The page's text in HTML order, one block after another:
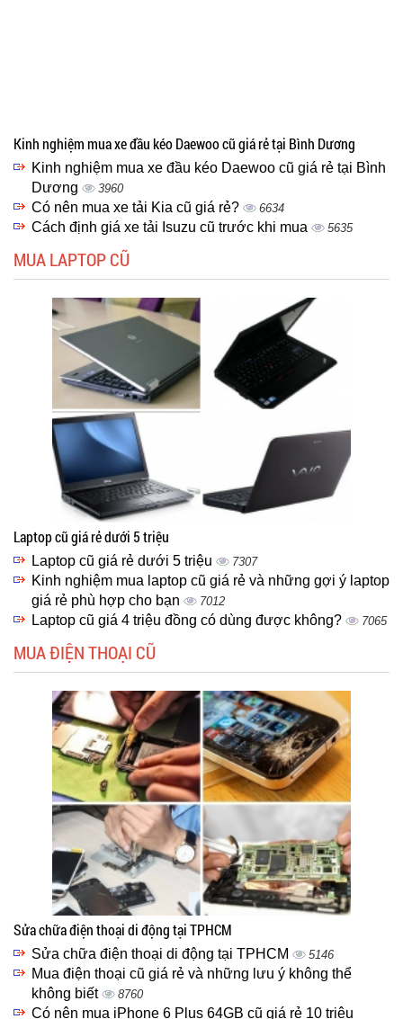
Kinh nghiệm mua xe đầu kéo Daewoo cũ giá rẻ tại Bình Dương
Kinh nghiệm mua xe đầu kéo Daewoo cũ giá rẻ tại Bình
Dương
3960
Có nên mua xe tải Kia cũ giá rẻ? 6634
Cách định giá xe tải Isuzu cũ trước khi mua 5635
MUA LAPTOP CŨ
Laptop cũ giá rẻ dưới 5 triệu
Laptop cũ giá rẻ dưới 5 triệu 7307
Kinh nghiệm mua laptop cũ giá rẻ và những gợi ý laptop
giá rẻ phù hợp cho bạn
7012
Laptop cũ giá 4 triệu đồng có dùng được không? 7065
MUA ĐIỆN THOẠI CŨ
Sửa chữa điện thoại di động tại TPHCM
Sửa chữa điện thoại di động tại TPHCM 5146
Mua điện thoại cũ giá rẻ và những lưu ý không thể
không biết
8760
Có nên mua iPhone 6 Plus 64GB cũ giá rẻ 10 triệu